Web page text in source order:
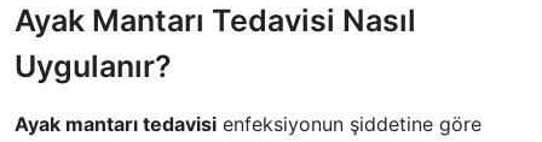
Ayak Mantarı Tedavisi Nasıl
Uygulanır?
Ayak mantarı tedavisi enfeksiyonun şiddetine göre